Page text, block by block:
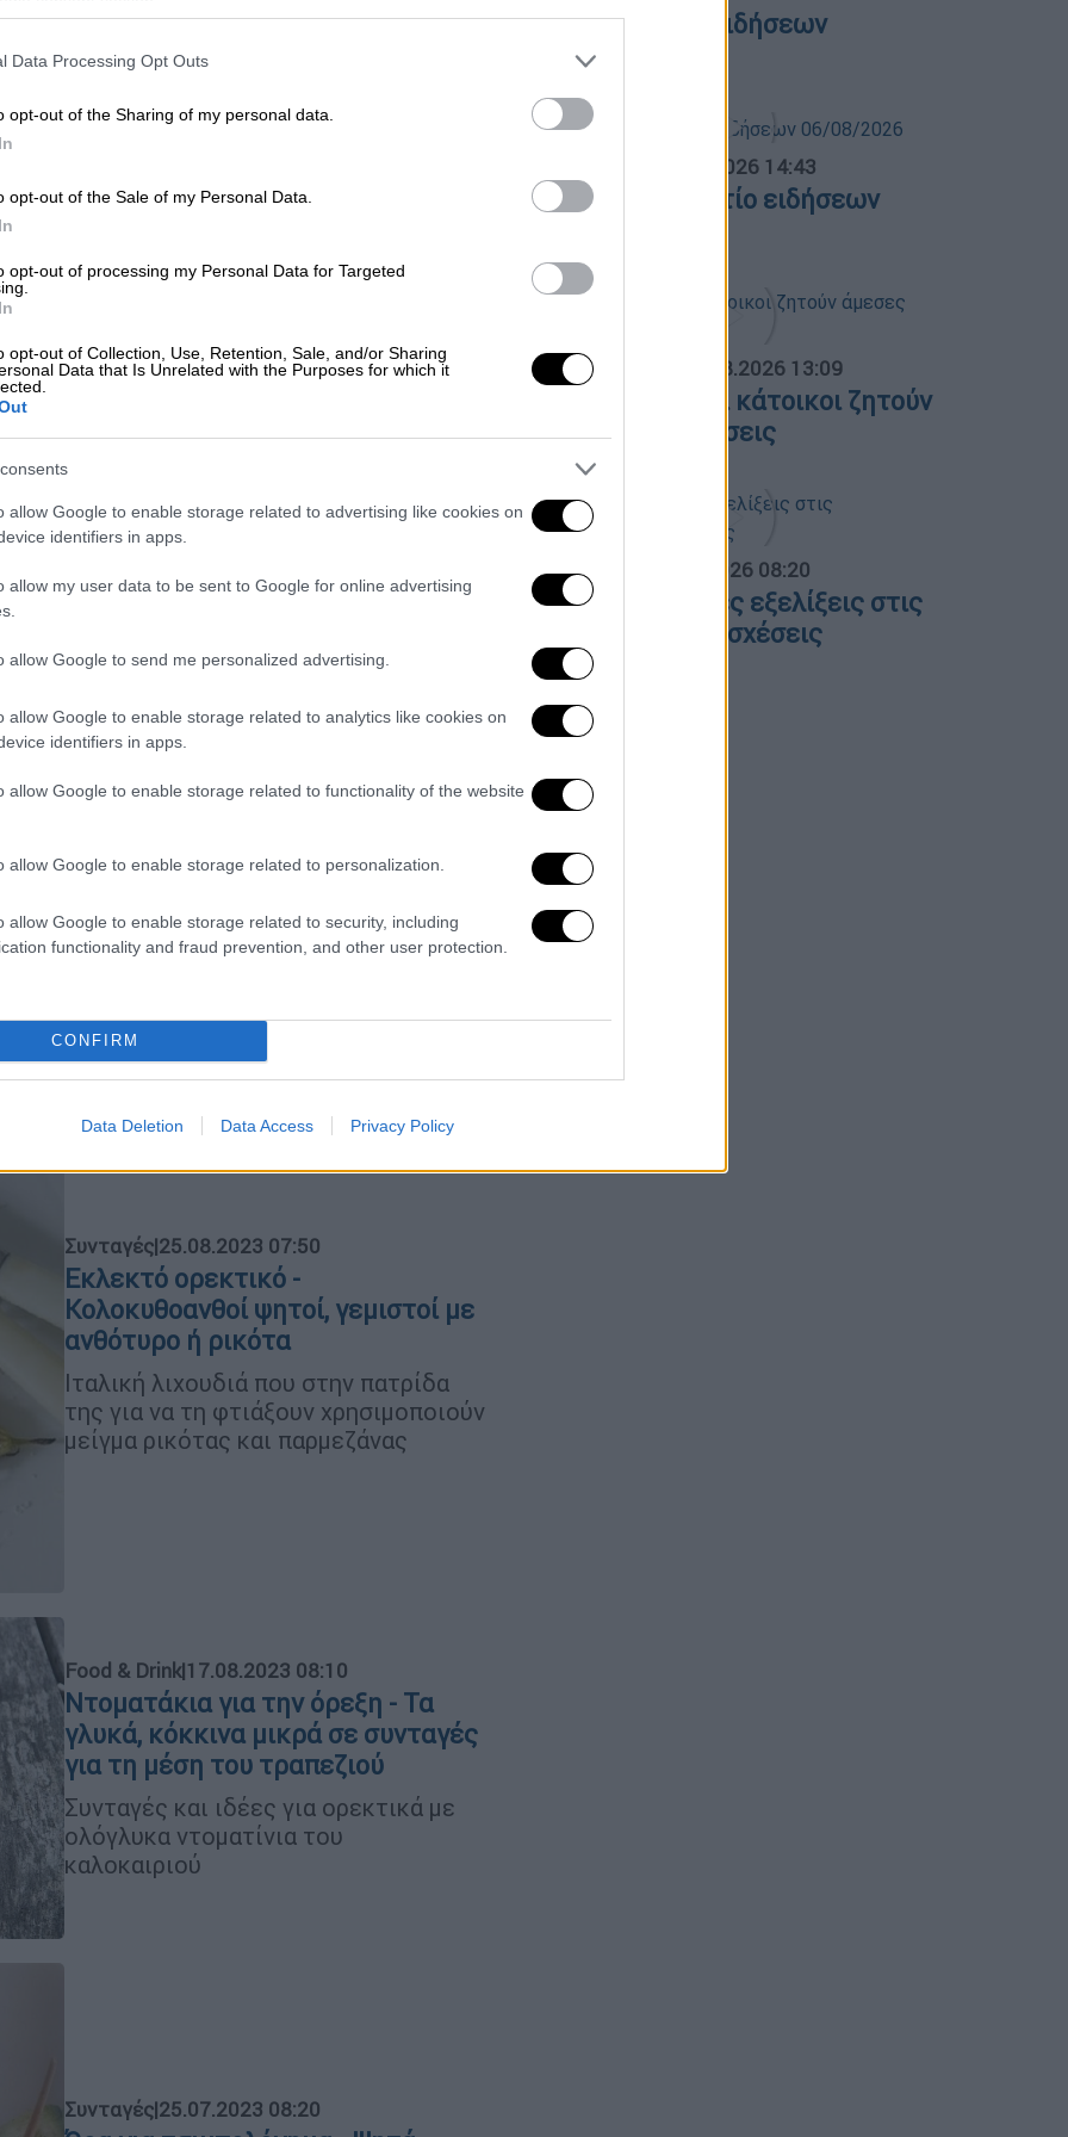
Data Processing Opt Outs
opt-out of the Sharing of my personal data.
opt-out of the Sale of my Personal Data.
opt-out of processing my Personal Data for Targeted
opt-out of Collection, Use, Retention, Sale, and/or Sharing
Data that Is Unrelated with the Purposes for which it
allow Google to enable storage related to advertising like cookies on
identifiers in apps.
allow my user data to be sent to Google for online advertising
allow Google to send me personalized advertising.
allow Google to enable storage related to analytics like cookies on
identifiers in apps.
allow Google to enable storage related to functionality of the website
allow Google to enable storage related to personalization.
allow Google to enable storage related to security, including
functionality and fraud prevention, and other user protection.
CONFIRM
Data Deletion Data Access Privacy Policy
Η συνταγή για το κολατσιό που
έθρεψε γενιές και γενιές. Η δόση
είναι για δύο τηγανόψωμα.
ως το επιδόρπιο - 10 διαλεχτές
χαμόγελα και εκλεκτές, σπιτικές
γεύσεις.
Τρώγονται με το χέρι - Ορεκτικά
με καπνιστό σολομό και φρέσκο
τυρί κρέμα
συνοδεύσουν το ποτό της παρέας
μπορείτε να χρησιμοποιήσετε
μπαγκέτα, ψωμί του τοστ αλλά και τις
μικρές, πολύ λεπτές φρυγανίτσες που
Συνταγές|25.08.2023 07:50
Εκλεκτό ορεκτικό -
Κολοκυθοανθοί ψητοί, γεμιστοί με
ανθότυρο ή ρικότα
Ιταλική λιχουδιά που στην πατρίδα
της για να τη φτιάξουν χρησιμοποιούν
μείγμα ρικότας και παρμεζάνας
Food & Drink|17.08.2023 08:10
Ντοματάκια για την όρεξη - Τα
γλυκά, κόκκινα μικρά σε συνταγές
για τη μέση του τραπεζιού
Συνταγές και ιδέες για ορεκτικά με
ολόγλυκα ντοματίνια του
καλοκαιριού
Συνταγές|25.07.2023 08:20
Κεντρικό δελτίο ειδήσεων
05/08/2026
06.08.2026 14:43
Μεσημεριανό δελτίο ειδήσεων
ΑΠΟΣΠΑΣΜΑΤΑ... 06.08.2026 13:09
Πόρτο Γερμενό: Οι κάτοικοι ζητούν
άμεσες αποζημιώσεις
Ώρα Ελλάδος... 06.08.2026 08:20
Όλες οι τελευταίες εξελίξεις στις
ελληνοτουρκικές σχέσεις